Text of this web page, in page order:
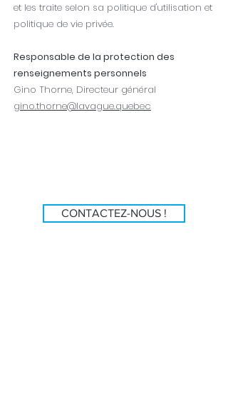
et les traite selon sa politique d'utilisation et
politique de vie privée.
Responsable de la protection des
renseignements personnels
Gino Thorne, Directeur général
gino.thorne@lavague.quebec
CONTACTEZ-NOUS !